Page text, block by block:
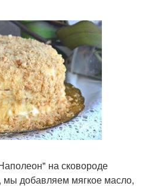
на сковороде
мы добавляем мягкое масло,